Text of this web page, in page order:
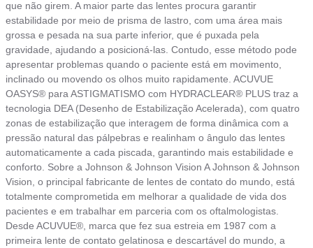
que não girem. A maior parte das lentes procura garantir
estabilidade por meio de prisma de lastro, com uma área mais
grossa e pesada na sua parte inferior, que é puxada pela
gravidade, ajudando a posicioná-las. Contudo, esse método pode
apresentar problemas quando o paciente está em movimento,
inclinado ou movendo os olhos muito rapidamente. ACUVUE
OASYS® para ASTIGMATISMO com HYDRACLEAR® PLUS traz a
tecnologia DEA (Desenho de Estabilização Acelerada), com quatro
zonas de estabilização que interagem de forma dinâmica com a
pressão natural das pálpebras e realinham o ângulo das lentes
automaticamente a cada piscada, garantindo mais estabilidade e
conforto. Sobre a Johnson & Johnson Vision A Johnson & Johnson
Vision, o principal fabricante de lentes de contato do mundo, está
totalmente comprometida em melhorar a qualidade de vida dos
pacientes e em trabalhar em parceria com os oftalmologistas.
Desde ACUVUE®, marca que fez sua estreia em 1987 com a
primeira lente de contato gelatinosa e descartável do mundo, a